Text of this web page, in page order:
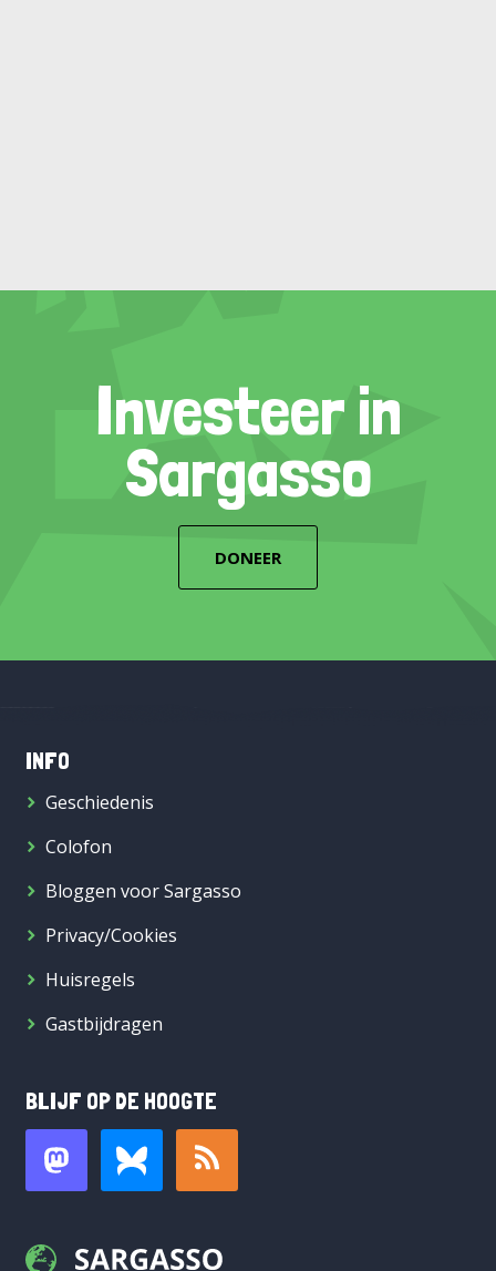
Investeer in
Sargasso
DONEER
INFO
Geschiedenis
Colofon
Bloggen voor Sargasso
Privacy/Cookies
Huisregels
Gastbijdragen
BLIJF OP DE HOOGTE